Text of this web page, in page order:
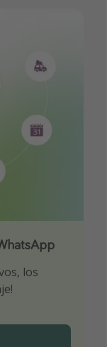
los
chollazos
para